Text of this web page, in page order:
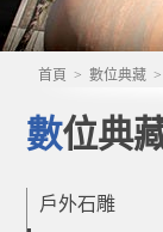
首頁 > 數位典藏 >
數位典
戶外石雕